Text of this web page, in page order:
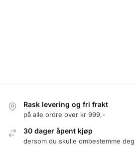
Rask levering og fri frakt
på alle ordre over kr 999,-
30 dager åpent kjøp
dersom du skulle ombestemme deg